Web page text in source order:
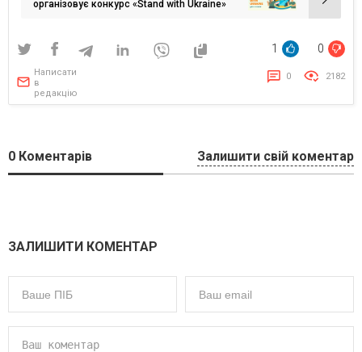
організовує конкурс «Stand with Ukraine»
1 0
Написати
в
редакцію
0 2182
0 Коментарів Залишити свій коментар
ЗАЛИШИТИ КОМЕНТАР